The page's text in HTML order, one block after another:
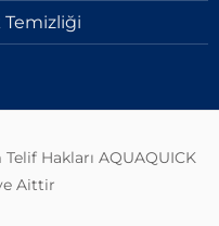
Temizliği
Hakları AQUAQUICK
Aittir